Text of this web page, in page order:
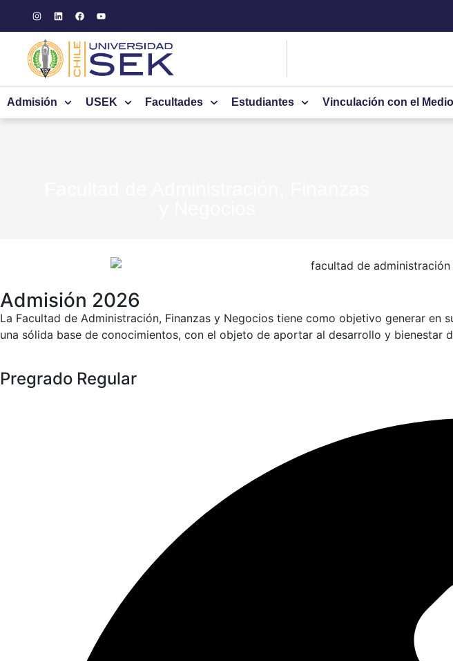
Admisión USEK Facultades Estudiantes Vinculación con el Medio
Admisión 2026
La Facultad de Administración, Finanzas y Negocios tiene como objetivo generar
una sólida base de conocimientos, con el objeto de aportar al desarrollo y bienestar
Pregrado Regular